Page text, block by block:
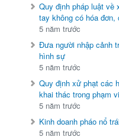
Quy định pháp luật về
tay không có hóa đơn,
5 năm trước
Đưa người nhập cảnh
hình sự
5 năm trước
Quy định xử phạt các
khai thác trong phạm
5 năm trước
Kinh doanh pháo nổ
5 năm trước